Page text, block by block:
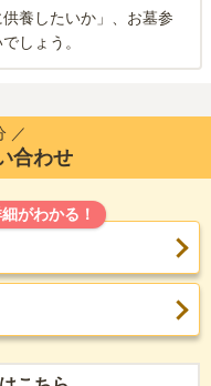
養したいか」、お墓参
しょう。
／
合わせ
がわかる！